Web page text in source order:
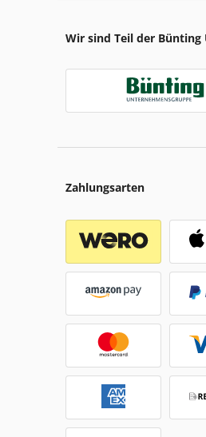
Wir sind Teil der
Zahlungsarten